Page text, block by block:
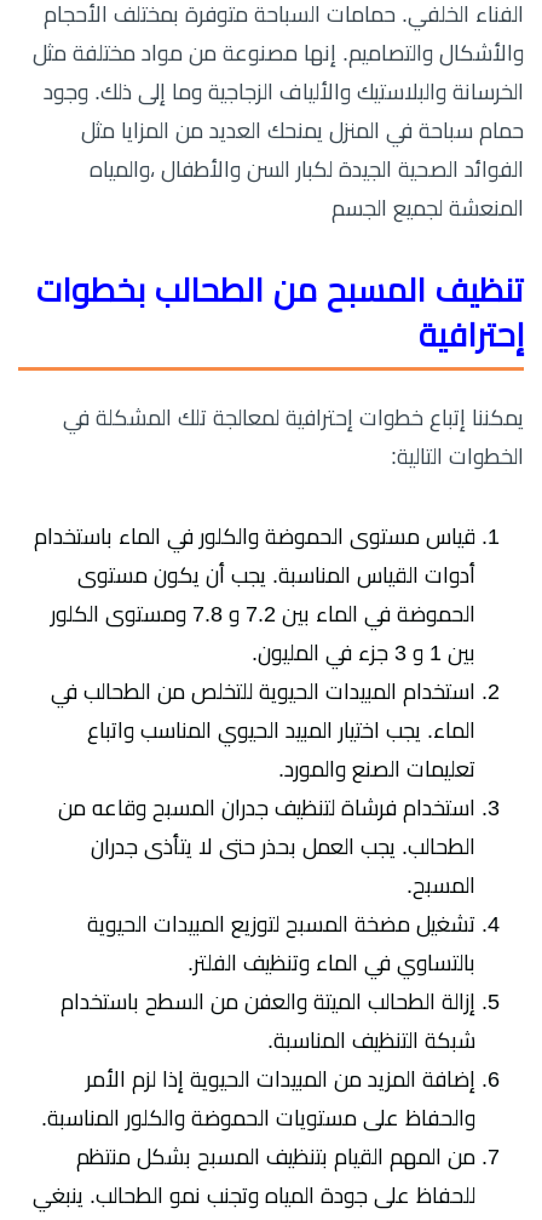
الفناء الخلفي. حمامات السباحة متوفرة بمختلف الأحجام
والأشكال والتصاميم. إنها مصنوعة من مواد مختلفة مثل
الخرسانة والبلاستيك والألياف الزجاجية وما إلى ذلك. وجود
حمام سباحة في المنزل يمنحك العديد من المزايا مثل
الفوائد الصحية الجيدة لكبار السن والأطفال ،والمياه
المنعشة لجميع الجسم
تنظيف المسبح من الطحالب بخطوات
إحترافية
يمكننا إتباع خطوات إحترافية لمعالجة تلك المشكلة في
الخطوات التالية:
قياس مستوى الحموضة والكلور في الماء باستخدام
أدوات القياس المناسبة. يجب أن يكون مستوى
الحموضة في الماء بين 7.2 و 7.8 ومستوى الكلور
بين 1 و 3 جزء في المليون.
استخدام المبيدات الحيوية للتخلص من الطحالب في
الماء. يجب اختيار المبيد الحيوي المناسب واتباع
تعليمات الصنع والمورد.
استخدام فرشاة لتنظيف جدران المسبح وقاعه من
الطحالب. يجب العمل بحذر حتى لا يتأذى جدران
المسبح.
تشغيل مضخة المسبح لتوزيع المبيدات الحيوية
بالتساوي في الماء وتنظيف الفلتر.
إزالة الطحالب الميتة والعفن من السطح باستخدام
شبكة التنظيف المناسبة.
إضافة المزيد من المبيدات الحيوية إذا لزم الأمر
والحفاظ على مستويات الحموضة والكلور المناسبة.
من المهم القيام بتنظيف المسبح بشكل منتظم
للحفاظ على جودة المياه وتجنب نمو الطحالب. ينبغي